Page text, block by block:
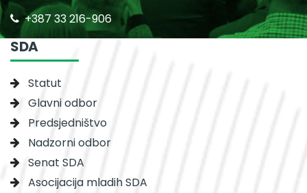
+387 33 216-906
SDA
Statut
Glavni odbor
Predsjedništvo
Nadzorni odbor
Senat SDA
Asocijacija mladih SDA